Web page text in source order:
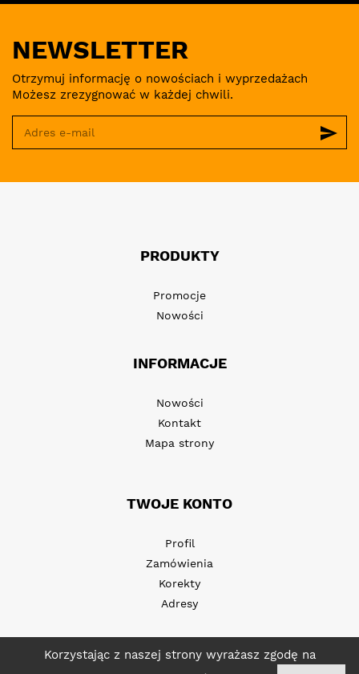
Korzystając z naszej strony wyrażasz zgodę na
NEWSLETTER
Otrzymuj informację o nowościach i wyprzedażach
Możesz zrezygnować w każdej chwili.
send
PRODUKTY
Promocje
Nowości
INFORMACJE
Nowości
Kontakt
Mapa strony
TWOJE KONTO
Profil
Zamówienia
Korekty
Adresy